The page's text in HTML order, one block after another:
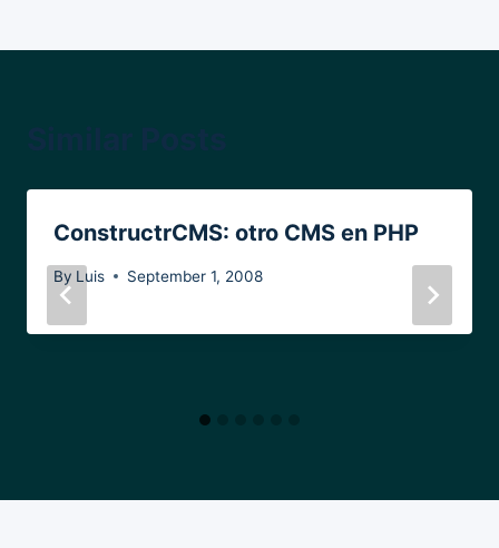
ConstructrCMS: otro CMS en PHP
By Luis September 1, 2008